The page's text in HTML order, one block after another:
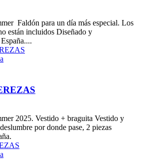
Faldón para un día más especial. Los
están incluidos Diseñado y
2025. Vestido + braguita Vestido y
por donde pase, 2 piezas